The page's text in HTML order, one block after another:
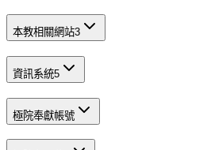
本教相關網站3
資訊系統5
極院奉獻帳號